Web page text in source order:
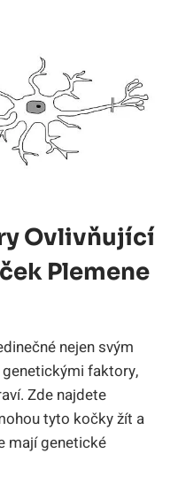
Ovlivňující
Plemene
nejen svým
faktory,
Zde najdete
tyto kočky žít a
mají genetické